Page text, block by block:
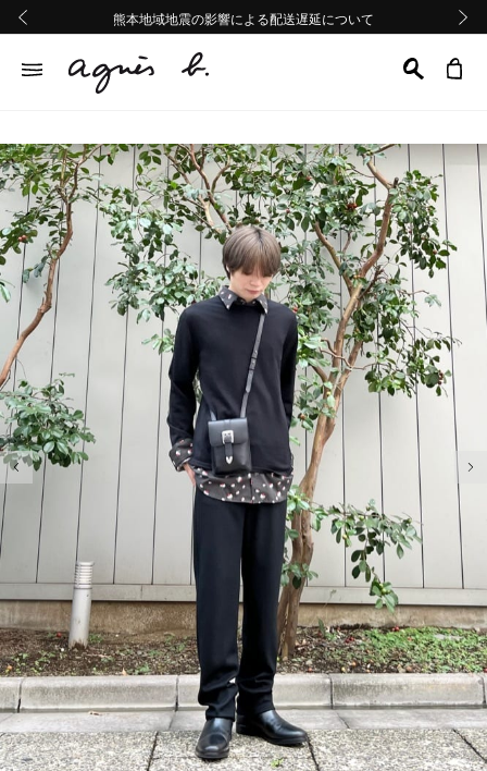
熊本地域地震の影響による配送遅延について
Summer Sale 2buy10%OFF!!
熊本地域地震の影響による配送遅延について
Summer Sale 2buy10%OFF!!
前の画像